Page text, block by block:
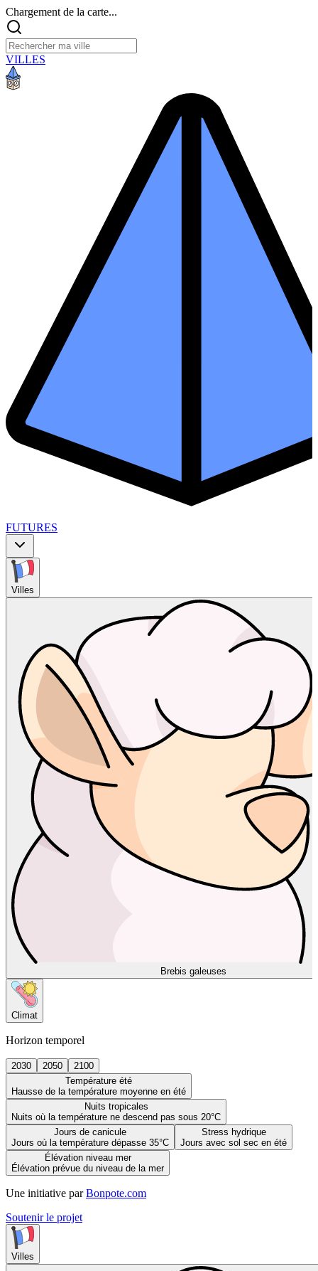
Chargement de la carte...
VILLES
FUTURES
Villes
Brebis galeuses
Climat
Horizon temporel
2030 2050
2100
Température été
Hausse de la température moyenne en été
Nuits tropicales
Nuits où la température ne descend pas sous 20°C
Jours de canicule
Jours où la température dépasse 35°C
Stress hydrique
Jours avec sol sec en été
Élévation niveau mer
Élévation prévue du niveau de la mer
Une initiative par Bonpote.com
Soutenir le projet
Villes